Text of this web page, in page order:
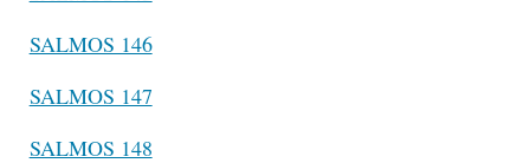
SALMOS 146
SALMOS 147
SALMOS 148